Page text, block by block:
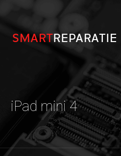
iPad mini 4